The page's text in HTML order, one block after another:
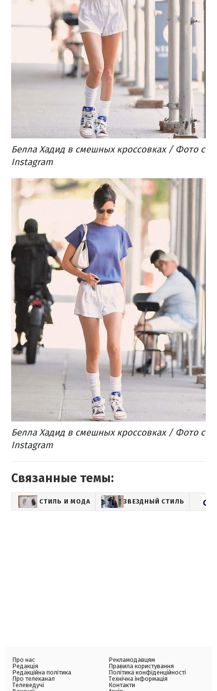
Белла Хадид в смешных кроссовках / Фото с
Instagram
Белла Хадид в смешных кроссовках / Фото с
Instagram
Связанные темы:
СТИЛЬ И МОДА ЗВЕЗДНЫЙ СТИЛЬ
Про нас
Редакція
Редакційна політика
Про телеканал
Телеведучі
Рекламодавцям
Правила користування
Політика конфіденційності
Технічна інформація
Контакти